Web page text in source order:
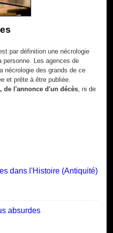
par définition une nécrologie
personne. Les agences de
nécrologie des grands de ce
et prête à être publiée.
de l'annonce d'un décès , ni de
dans l'Histoire (Antiquité)
absurdes